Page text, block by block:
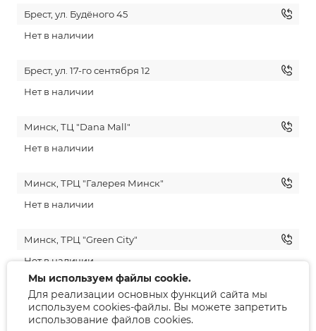
Брест, ул. Будёного 45
Нет в наличии
Брест, ул. 17-го сентября 12
Нет в наличии
Минск, ТЦ "Dana Mall"
Нет в наличии
Минск, ТРЦ "Галерея Минск"
Нет в наличии
Минск, ТРЦ "Green City"
Нет в наличии
Гродно, ул. Советская 10
Нет в наличии
Мы используем файлы cookie.
Для реализации основных функций сайта мы
используем cookies-файлы. Вы можете запретить
использование файлов cookies.